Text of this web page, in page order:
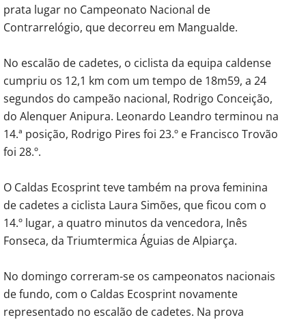
prata lugar no Campeonato Nacional de
Contrarrelógio, que decorreu em Mangualde.
No escalão de cadetes, o ciclista da equipa caldense
cumpriu os 12,1 km com um tempo de 18m59, a 24
segundos do campeão nacional, Rodrigo Conceição,
do Alenquer Anipura. Leonardo Leandro terminou na
14.ª posição, Rodrigo Pires foi 23.º e Francisco Trovão
foi 28.º.
O Caldas Ecosprint teve também na prova feminina
de cadetes a ciclista Laura Simões, que ficou com o
14.º lugar, a quatro minutos da vencedora, Inês
Fonseca, da Triumtermica Águias de Alpiarça.
No domingo correram-se os campeonatos nacionais
de fundo, com o Caldas Ecosprint novamente
representado no escalão de cadetes. Na prova